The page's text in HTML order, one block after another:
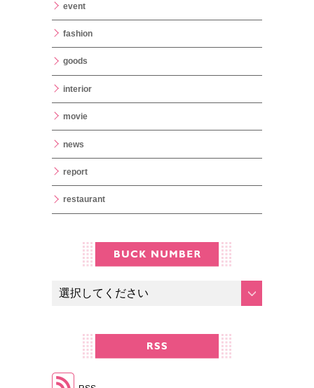
event
fashion
goods
interior
movie
news
report
restaurant